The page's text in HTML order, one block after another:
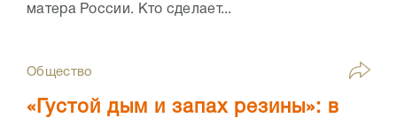
матера России. Кто сделает...
Общество
«Густой дым и запах резины»: в